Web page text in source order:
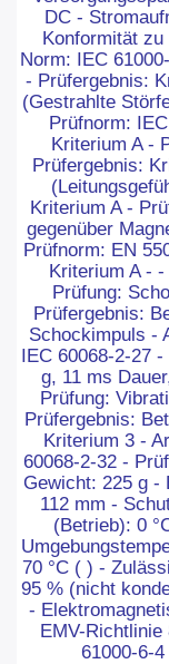
DC -
Konformität
Norm: IEC
- Prüfergebnis:
(Gestrahlte
Prüfnorm:
Kriterium A -
Prüfergebnis:
Kriterium A -
gegenüber
Prüfnorm: EN
Kriterium A -
Prüfung:
Prüfergebnis:
Schockimpuls -
IEC 60068-2-27
g, 11 ms
Prüfung:
Prüfergebnis:
Kriterium 3 -
60068-2-32 -
Gewicht: 225 g -
112 mm -
(Betrieb): 0
70 °C ( ) -
95 % (nicht
-
EMV-
61000-6-